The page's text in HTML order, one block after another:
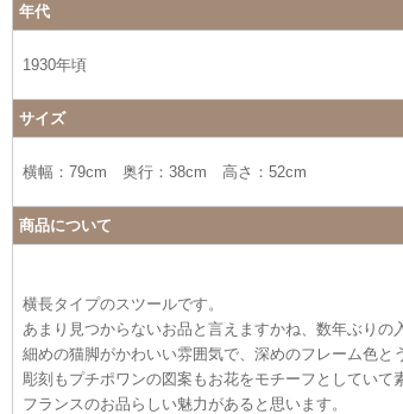
年代
1930年頃
サイズ
横幅：79cm 奥行：38cm 高さ：52cm
商品について
横長タイプのスツールです。
あまり見つからないお品と言えますかね、数年ぶりの
細めの猫脚がかわいい雰囲気で、深めのフレーム色と
彫刻もプチポワンの図案もお花をモチーフとしていて
フランスのお品らしい魅力があると思います。